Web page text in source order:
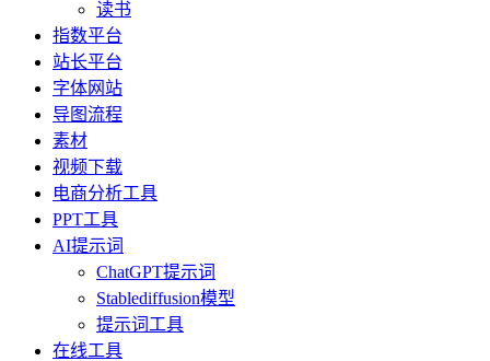
读书
指数平台
站长平台
字体网站
导图流程
素材
视频下载
电商分析工具
PPT工具
AI提示词
ChatGPT提示词
Stablediffusion模型
提示词工具
在线工具